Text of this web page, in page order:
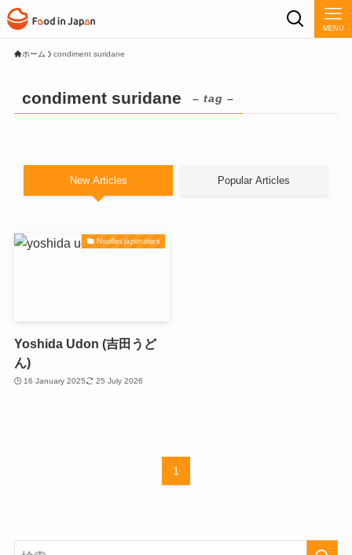
MENU
ホーム condiment suridane
condiment suridane – tag –
New Articles Popular Articles
Nouilles japonaises
Yoshida Udon (吉田うど
ん)
16 January 2025 25 July 2026
1